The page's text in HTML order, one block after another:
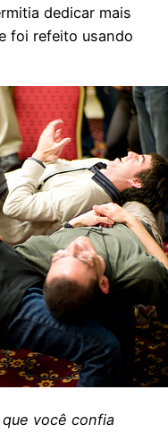
dedicar mais
foi refeito usando
você confia